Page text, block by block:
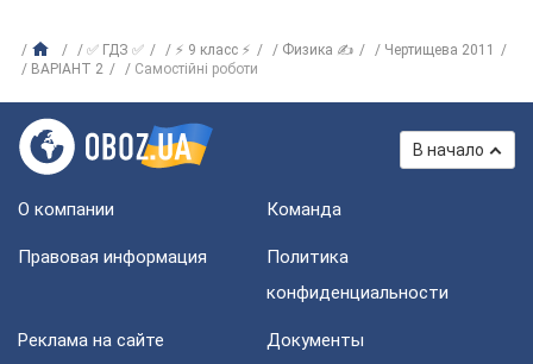
✅ ГДЗ ✅ ⚡ 9 класс ⚡ Физика ✍
Чертищева 2011
ВАРІАНТ 2
Самостійні роботи
В начало
О компании Команда
Правовая информация
Политика
конфиденциальности
Реклама на сайте Документы